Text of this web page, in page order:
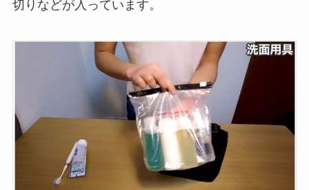
切りなどが入っています。